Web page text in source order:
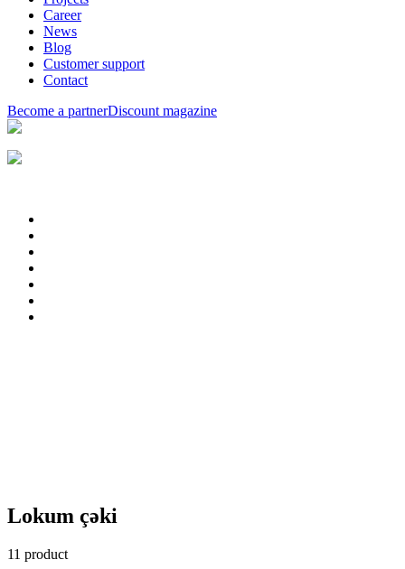
Career
News
Blog
Customer support
Contact
Become a partnerDiscount magazine
Lokum çəki
11 product